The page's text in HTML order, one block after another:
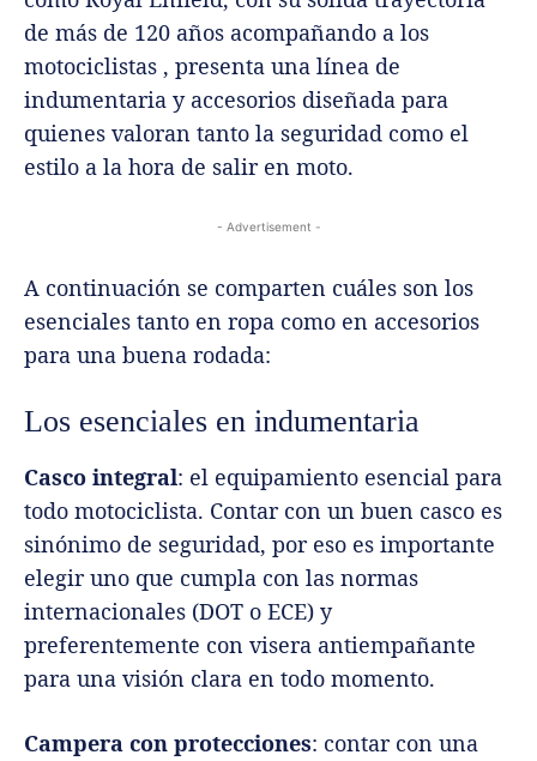
de más de 120 años acompañando a los
motociclistas , presenta una línea de
indumentaria y accesorios diseñada para
quienes valoran tanto la seguridad como el
estilo a la hora de salir en moto.
- Advertisement -
A continuación se comparten cuáles son los
esenciales tanto en ropa como en accesorios
para una buena rodada:
Los esenciales en indumentaria
Casco integral: el equipamiento esencial para
todo motociclista. Contar con un buen casco es
sinónimo de seguridad, por eso es importante
elegir uno que cumpla con las normas
internacionales (DOT o ECE) y
preferentemente con visera antiempañante
para una visión clara en todo momento.
Campera con protecciones: contar con una